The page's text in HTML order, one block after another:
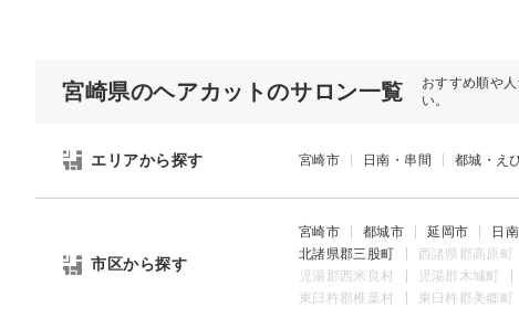
宮崎県のヘアカットのサロン一覧
おすすめ順や
い。
エリアから探す 宮崎市 日南・串間 都城・え
市区から探す
宮崎市 都城市 延岡市 日
北諸県郡三股町
西諸県郡高原町
児湯郡西米良村
児湯郡木城町
東臼杵郡椎葉村
東臼杵郡美郷町